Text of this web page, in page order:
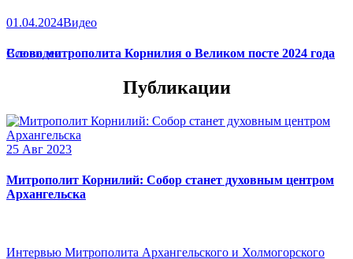
01.04.2024Видео
Слово митрополита Корнилия о Великом посте 2024 года
Все видео
Публикации
25 Авг 2023
Митрополит Корнилий: Собор станет духовным центром
Архангельска
Интервью Митрополита Архангельского и Холмогорского